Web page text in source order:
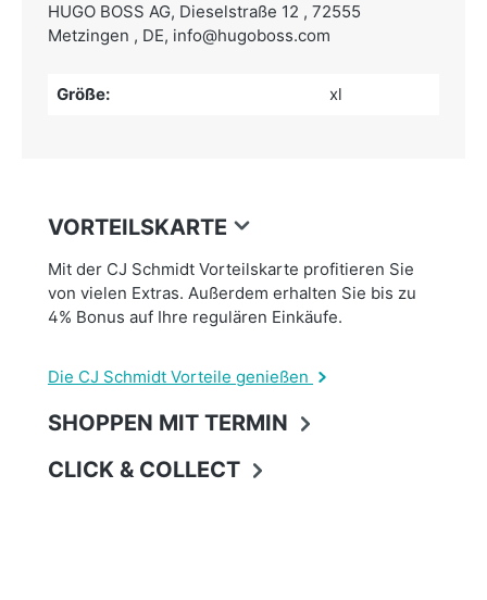
HUGO BOSS AG, Dieselstraße 12 , 72555
Metzingen , DE, info@hugoboss.com
Größe: xl
VORTEILSKARTE
Mit der CJ Schmidt Vorteilskarte profitieren Sie
von vielen Extras. Außerdem erhalten Sie bis zu
4% Bonus auf Ihre regulären Einkäufe.
Die CJ Schmidt Vorteile genießen
SHOPPEN MIT TERMIN
CLICK & COLLECT